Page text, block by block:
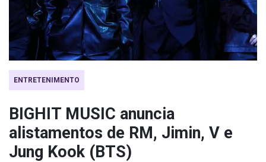
ENTRETENIMENTO
BIGHIT MUSIC anuncia
alistamentos de RM, Jimin, V e
Jung Kook (BTS)